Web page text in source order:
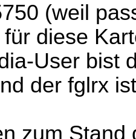
(weil
diese
User bist
der fglrx
zum